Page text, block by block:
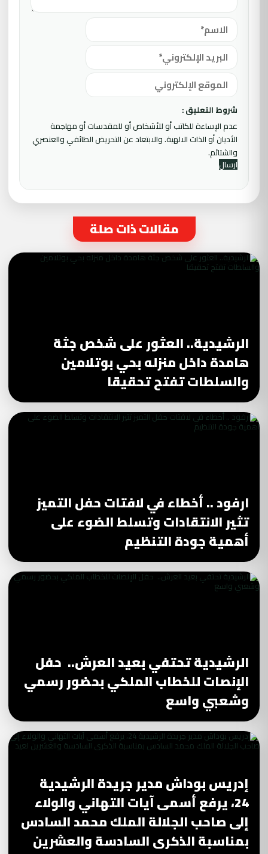
شروط التعليق :
عدم الإساءة للكاتب أو للأشخاص أو للمقدسات أو مهاجمة
الأديان أو الذات الالهية. والابتعاد عن التحريض الطائفي والعنصري
والشتائم.
مقالات ذات صلة
الرشيدية.. العثور على شخص جثة
هامدة داخل منزله بحي بوتلامين
والسلطات تفتح تحقيقا
ارفود .. أخطاء في لافتات حفل التميز
تثير الانتقادات وتسلط الضوء على
أهمية جودة التنظيم
الرشيدية تحتفي بعيد العرش.. حفل
الإنصات للخطاب الملكي بحضور رسمي
وشعبي واسع
إدريس بوداش مدير جريدة الرشيدية
24، يرفع أسمى آيات التهاني والولاء
إلى صاحب الجلالة الملك محمد السادس
بمناسبة الذكرى السادسة والعشرين